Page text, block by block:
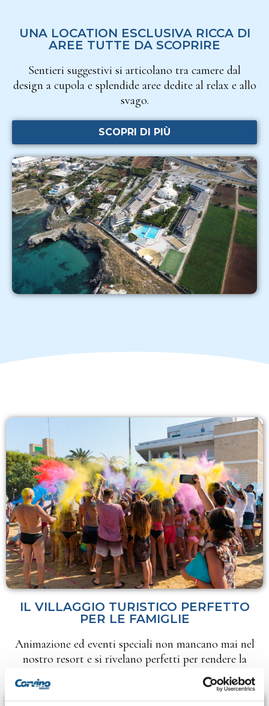
UNA LOCATION ESCLUSIVA RICCA DI
AREE TUTTE DA SCOPRIRE
Sentieri suggestivi si articolano tra camere dal
design a cupola e splendide aree dedite al relax e allo
svago.
SCOPRI DI PIÙ
IL VILLAGGIO TURISTICO PERFETTO
PER LE FAMIGLIE
Animazione ed eventi speciali non mancano mai nel
nostro resort e si rivelano perfetti per rendere la
vacanza speciale per tutta la famiglia!